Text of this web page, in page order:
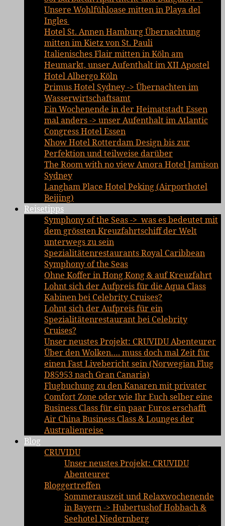
Unsere Wohlfühloase mitten in Playa del
Ingles
Hotel St. Annen Hamburg Übernachtung
mitten im Kietz von St. Pauli
Italienisches Flair mitten in Köln am
Heumarkt, unser Aufenthalt im XII Apostel
Hotel Albergo Köln
Primus Hotel Sydney -> Übernachten im
Wasserwirtschaftsamt
Ein Wochenende in der Heimatstadt Essen
mal anders -> unser Aufenthalt im Atlantic
Congress Hotel Essen
Nhow Hotel Rotterdam Design bis zur
Perfektion und teilweise darüber
The Room with no view Amora Hotel Jamison
Sydney
Langham Place Hotel Peking (Airporthotel
Beijing)
Reisetipps
Symphony of the Seas -> was es bedeutet mit
dem grössten Kreuzfahrtschiff der Welt
unterwegs zu sein
Spezialitätenrestaurants Royal Caribbean
Symphony of the Seas
Ohne Koffer in Hong Kong & auf Kreuzfahrt
Lohnt sich der Aufpreis für die Aqua Class
Kabinen bei Celebrity Cruises?
Lohnt sich der Aufpreis für ein
Spezialitätenrestaurant bei Celebrity
Cruises?
Unser neustes Projekt: CRUVIDU Abenteurer
Über den Wolken…. muss doch mal Zeit für
einen Fast Livebericht sein (Norwegian Flug
D85953 nach Gran Canaria)
Flugbuchung zu den Kanaren mit privater
Comfort Zone oder wie Ihr Euch selber eine
Business Class für ein paar Euros erschafft
Air China Business Class & Lounges der
Australienreise
Blog
CRUVIDU
Unser neustes Projekt: CRUVIDU
Abenteurer
Bloggertreffen
Sommerauszeit und Relaxwochenende
in Bayern -> Hubertushof Hobbach &
Seehotel Niedernberg